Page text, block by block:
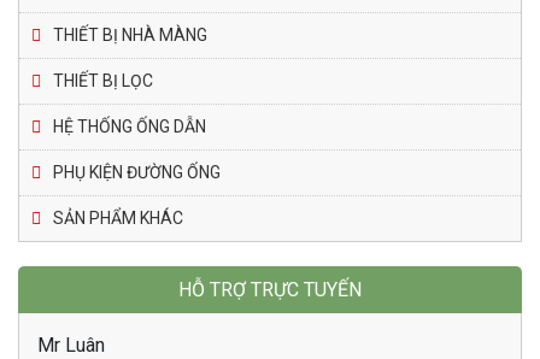
THIẾT BỊ NHÀ MÀNG
THIẾT BỊ LỌC
HỆ THỐNG ỐNG DẪN
PHỤ KIỆN ĐƯỜNG ỐNG
SẢN PHẨM KHÁC
HỖ TRỢ TRỰC TUYẾN
Mr Luân